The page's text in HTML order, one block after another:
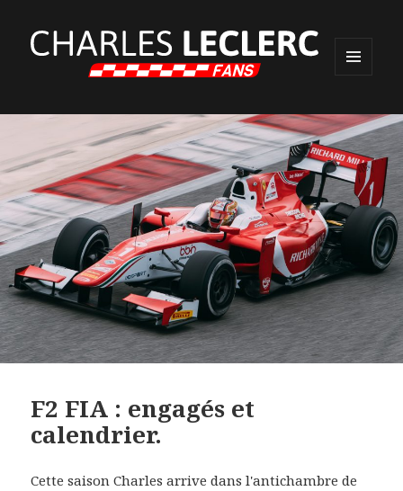
WIDGETS
F2 FIA : engagés et
calendrier.
Cette saison Charles arrive dans l'antichambre de